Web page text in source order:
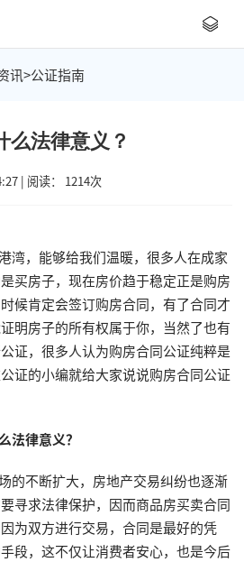
讯>公证指南
么法律意义？
| 阅读： 1214次
，能够给我们温暖，很多人在成家
买房子，现在房价趋于稳定正是购房
候肯定会签订购房合同，有了合同才
明房子的所有权属于你，当然了也有
证，很多人认为购房合同公证纯粹是
证的小编就给大家说说购房合同公证
法律意义？
不断扩大，房地产交易纠纷也逐渐
寻求法律保护，因而商品房买卖合同
为双方进行交易，合同是最好的凭
段，这不仅让消费者安心，也是今后